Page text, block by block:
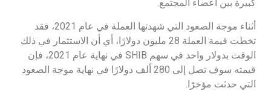
كبيرة بين أعضاء المجتمع.
أثناء موجة الصعود التي شهدتها العملة في عام 2021، فقد
تخطت قيمة العملة 28 مليون دولارًا، أي أن الاستثمار في ذلك
الوقت بدولار واحد في سهم SHIB في نهاية عام 2021، فإن
قيمته سوف تصل إلى 280 ألف دولارًا في نهاية موجة الصعود
التي حدثت مؤخرًا.